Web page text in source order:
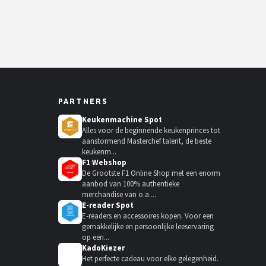
PARTNERS
Keukenmachine Spot
Alles voor de beginnende keukenprinces tot
aanstormend Masterchef talent, de beste
keukenm...
F1 Webshop
De Grootste F1 Online Shop met een enorm
aanbod van 100% authentieke
merchandise van o.a....
E-reader Spot
E-readers en accessoires kopen. Voor een
gemakkelijke en persoonlijke leeservaring
op een...
KadoKiezer
Het perfecte cadeau voor elke gelegenheid.